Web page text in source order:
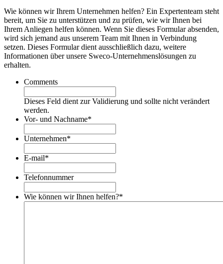
Wie können wir Ihrem Unternehmen helfen? Ein Expertenteam steht
bereit, um Sie zu unterstützen und zu prüfen, wie wir Ihnen bei
Ihrem Anliegen helfen können. Wenn Sie dieses Formular absenden,
wird sich jemand aus unserem Team mit Ihnen in Verbindung
setzen. Dieses Formular dient ausschließlich dazu, weitere
Informationen über unsere Sweco-Unternehmenslösungen zu
erhalten.
Comments
Dieses Feld dient zur Validierung und sollte nicht verändert
werden.
Vor- und Nachname*
Unternehmen*
E-mail*
Telefonnummer
Wie können wir Ihnen helfen?*